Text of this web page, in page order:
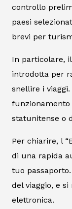
controllo
paesi
brevi per
In particolare, il
introdotta per
snellire i
funzionamento
statunitense o
Per chiarire, l
di una rapida
tuo
del viaggio, e
elettronica.